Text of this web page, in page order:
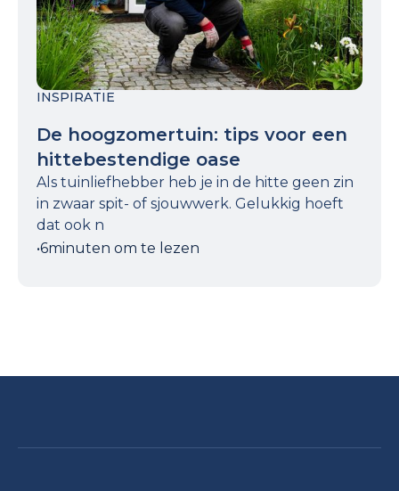
INSPIRATIE
De hoogzomertuin: tips voor een
hittebestendige oase
Als tuinliefhebber heb je in de hitte geen zin
in zwaar spit- of sjouwwerk. Gelukkig hoeft
dat ook n
•6minuten om te lezen